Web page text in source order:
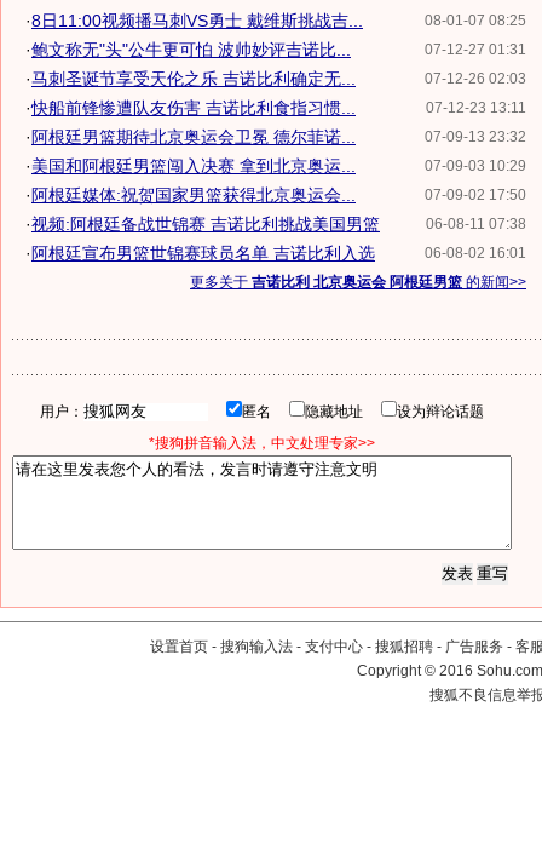
08-01-07 08:25
·8日11:00视频播马刺VS勇士 戴维斯挑战吉...
07-12-27 01:31
·鲍文称无"头"公牛更可怕 波帅妙评吉诺比...
07-12-26 02:03
·马刺圣诞节享受天伦之乐 吉诺比利确定无...
07-12-23 13:11
·快船前锋惨遭队友伤害 吉诺比利食指习惯...
07-09-13 23:32
· 阿根廷男篮期待北京奥运会卫冕 德尔菲诺...
07-09-03 10:29
·美国和阿根廷男篮闯入决赛 拿到北京奥运...
07-09-02 17:50
· 阿根廷媒体:祝贺国家男篮获得北京奥运会...
06-08-11 07:38
·视频:阿根廷备战世锦赛 吉诺比利挑战美国男篮
06-08-02 16:01
· 阿根廷宣布男篮世锦赛球员名单 吉诺比利入选
更多关于 吉诺比利 北京奥运会 阿根廷男篮 的新闻>>
用户： 匿名 隐藏地址
设为辩论话题
*搜狗拼音输入法，中文处理专家>>
设置首页 - 搜狗输入法 - 支付中心 - 搜狐招聘 - 广告服务 - 客
Copyright©2016
搜狐不良信息举